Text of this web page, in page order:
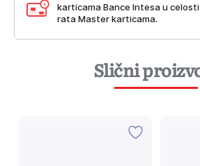
karticama Bance Intesa u
rata Master karticama.
Slični